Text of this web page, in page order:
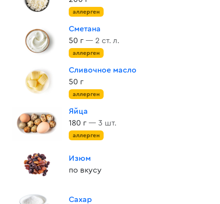
аллерген
Сметана
50 г — 2 ст. л.
аллерген
Сливочное масло
50 г
аллерген
Яйца
180 г — 3 шт.
аллерген
Изюм
по вкусу
Сахар